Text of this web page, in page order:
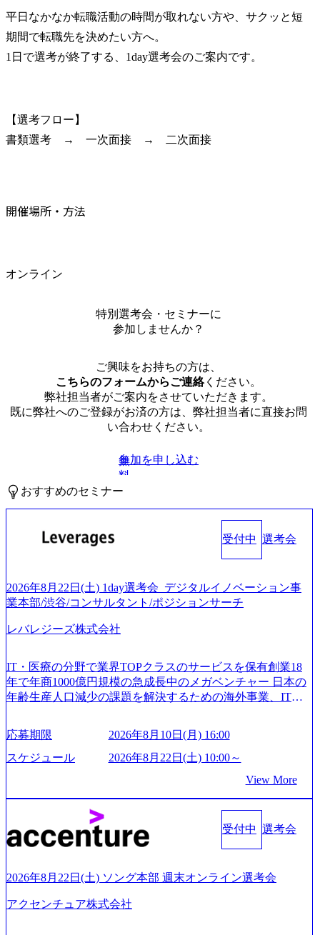
平日なかなか転職活動の時間が取れない方や、サクッと短
期間で転職先を決めたい方へ。
1日で選考が終了する、1day選考会のご案内です。
【選考フロー】
書類選考　→　一次面接　→　二次面接
開催場所・方法
オンライン
特別選考会・セミナーに
参加しませんか？
ご興味をお持ちの方は、
こちらのフォームからご連絡ください。
弊社担当者がご案内をさせていただきます。
既に弊社へのご登録がお済の方は、弊社担当者に直接お問
い合わせください。
無
料
参加を申し込む
おすすめのセミナー
受付中 選考会
2026年8月22日(土) 1day選考会_デジタルイノベーション事
業本部/渋谷/コンサルタント/ポジションサーチ
レバレジーズ株式会社
IT・医療の分野で業界TOPクラスのサービスを保有創業18
年で年商1000億円規模の急成長中のメガベンチャー 日本の
年齢生産人口減少の課題を解決するための海外事業、IT事
以上の事業を展開する オールインハウスの組織体制をとっ
ており社内で新しい事業開発などの人員調達できる 独立資
本経営をとっており、事業創造の自由度が高い https://storag
s/20240925162633_7242d0de-3e54-4f03-b076-00318d5c0dff_120
0x644.webp レバレジーズ株式会社 会社説明資料 (https://spea
kerdeck.com/leverages/leverages-hui-she-shao-jie-zi-liao-zhong-tu-
cai-yong-xiang-ke) 「働く人」「事業・サービス」「カルチャ
ー」など、レバレジーズのリアルを取り上げています！ (htt
「外国人留学生等受入環境整備事業委託業務」を受託 (http
s://prtimes.jp/main/html/rd/p/000000612.000010591.html) レバレ
ジーズ、モチベーション管理システム「NALYSYS」リリー
応募期限
2026年8月10日(月) 16:00
スケジュール
2026年8月22日(土) 10:00～
View More
受付中 選考会
2026年8月22日(土) ソング本部 週末オンライン選考会
アクセンチュア株式会社